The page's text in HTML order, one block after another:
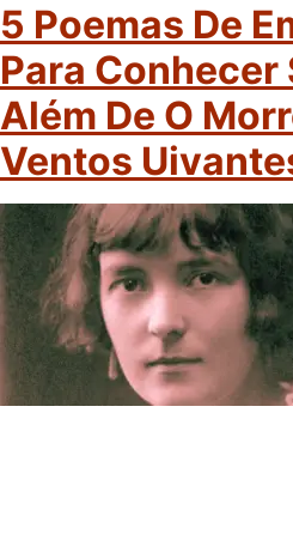
5 Poemas De
Para Conhecer
Além De O
Ventos